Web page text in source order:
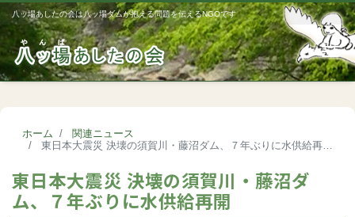
八ッ場あしたの会は八ッ場ダムが抱える問題を伝えるNGOです
ホーム
関連ニュース
東日本大震災 決壊の須賀川・藤沼ダム、７年ぶりに水供給再開
東日本大震災 決壊の須賀川・藤沼ダ
ム、７年ぶりに水供給再開